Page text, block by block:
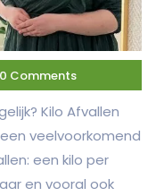
0 Comments
Kilo Afvallen
veelvoorkomend
een kilo per
en vooral ook